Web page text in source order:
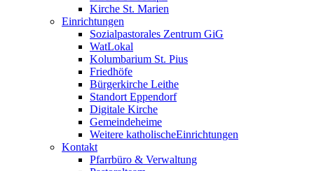
Kirche St. Marien
Einrichtungen
Sozialpastorales Zentrum GiG
WatLokal
Kolumbarium St. Pius
Friedhöfe
Bürgerkirche Leithe
Standort Eppendorf
Digitale Kirche
Gemeindeheime
Weitere katholische­­Einrichtungen
Kontakt
Pfarrbüro & Verwaltung